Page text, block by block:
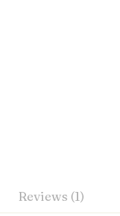
Reviews (1)